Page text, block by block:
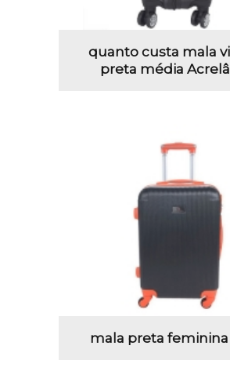
quanto custa mala
preta média
mala preta feminina